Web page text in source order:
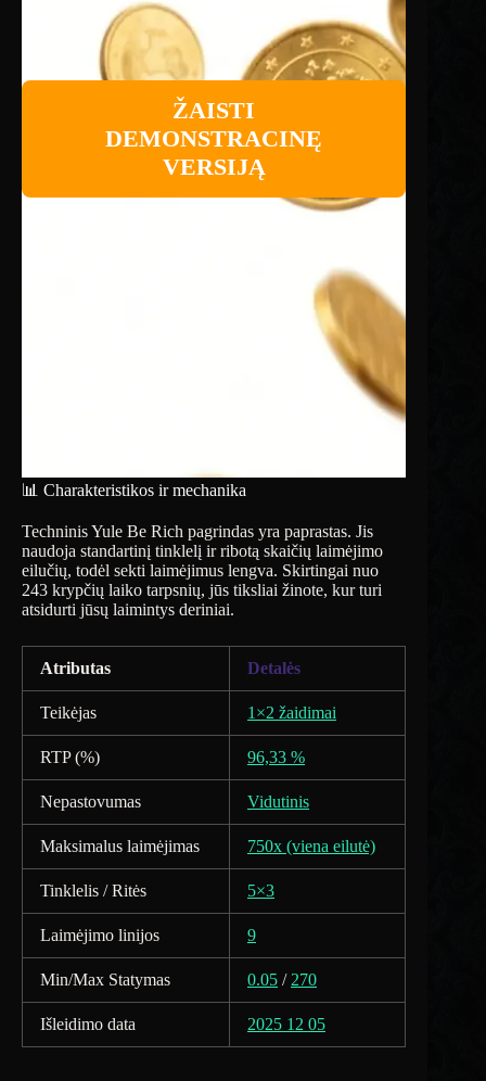
ŽAISTI
DEMONSTRACINĘ
VERSIJĄ
📊 Charakteristikos ir mechanika
Techninis Yule Be Rich pagrindas yra paprastas. Jis
naudoja standartinį tinklelį ir ribotą skaičių laimėjimo
eilučių, todėl sekti laimėjimus lengva. Skirtingai nuo
243 krypčių laiko tarpsnių, jūs tiksliai žinote, kur turi
atsidurti jūsų laimintys deriniai.
Atributas Detalės
Teikėjas 1×2 žaidimai
RTP (%) 96,33 %
Nepastovumas Vidutinis
Maksimalus laimėjimas 750x (viena eilutė)
Tinklelis / Ritės 5×3
Laimėjimo linijos 9
Min/Max Statymas 0.05 / 270
Išleidimo data 2025 12 05